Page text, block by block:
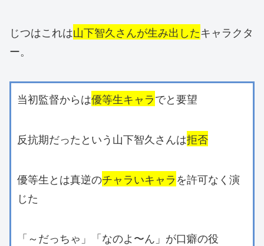
じつはこれは山下智久さんが生み出したキャラクタ
ー。
当初監督からは優等生キャラでと要望
反抗期だったという山下智久さんは拒否
優等生とは真逆のチャラいキャラを許可なく演
じた
「～だっちゃ」「なのよ〜ん」が口癖の役